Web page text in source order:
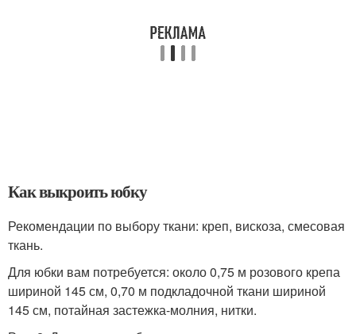
Как выкроить юбку
Рекомендации по выбору ткани: креп, вискоза, смесовая
ткань.
Для юбки вам потребуется: около 0,75 м розового крепа
шириной 145 см, 0,70 м подкладочной ткани шириной
145 см, потайная застежка-молния, нитки.